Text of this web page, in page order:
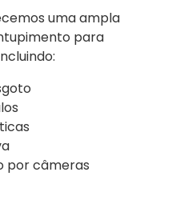
uma ampla
para
por câmeras